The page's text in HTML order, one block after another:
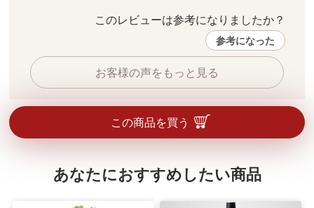
このレビューは参考になりましたか？
参考になった
お客様の声をもっと見る
この商品を買う
あなたにおすすめしたい商品